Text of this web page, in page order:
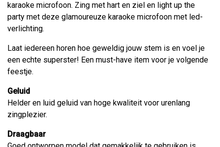
karaoke microfoon. Zing met hart en ziel en light up the
party met deze glamoureuze karaoke microfoon met led-
verlichting.
Laat iedereen horen hoe geweldig jouw stem is en voel je
een echte superster! Een must-have item voor je volgende
feestje.
Geluid
Helder en luid geluid van hoge kwaliteit voor urenlang
zingplezier.
Draagbaar